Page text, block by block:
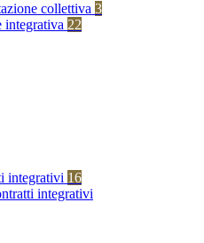
collettiva 3
integrativa 22
integrativi 16
integrativi